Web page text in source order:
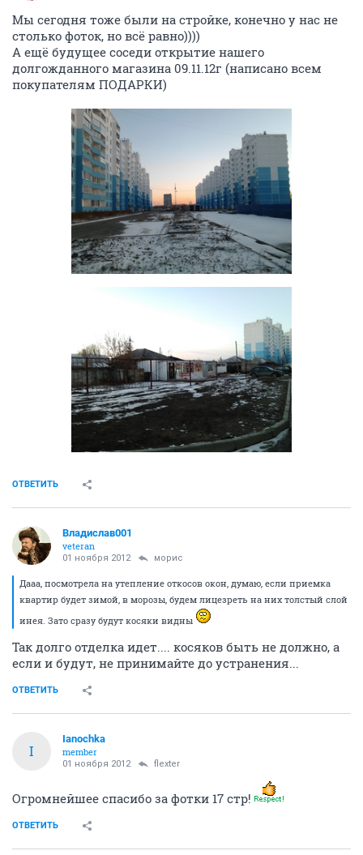
Мы сегодня тоже были на стройке, конечно у нас не
столько фоток, но всё равно))))
А ещё будущее соседи открытие нашего
долгожданного магазина 09.11.12г (написано всем
покупателям ПОДАРКИ)
ОТВЕТИТЬ
Владислав001
veteran
01 ноября 2012 морис
Дааа, посмотрела на утепление откосов окон, думаю, если приемка
квартир будет зимой, в морозы, будем лицезреть на них толстый слой
инея. Зато сразу будут косяки видны
Так долго отделка идет.... косяков быть не должно, а
если и будут, не принимайте до устранения...
ОТВЕТИТЬ
I
Ianochka
member
01 ноября 2012 flexter
Огромнейшее спасибо за фотки 17 стр!
ОТВЕТИТЬ